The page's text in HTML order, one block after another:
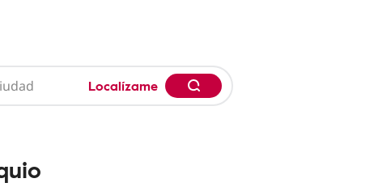
Localízame